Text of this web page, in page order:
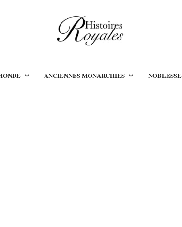
ANCIENNES MONARCHIES NOBLESSE